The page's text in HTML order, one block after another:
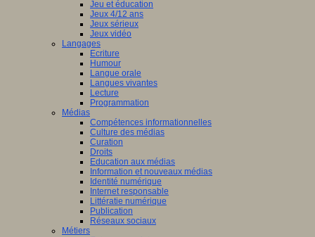
Jeu et éducation
Jeux 4/12 ans
Jeux sérieux
Jeux vidéo
Langages
Ecriture
Humour
Langue orale
Langues vivantes
Lecture
Programmation
Médias
Compétences informationnelles
Culture des médias
Curation
Droits
Education aux médias
Information et nouveaux médias
Identité numérique
Internet responsable
Littératie numérique
Publication
Réseaux sociaux
Métiers